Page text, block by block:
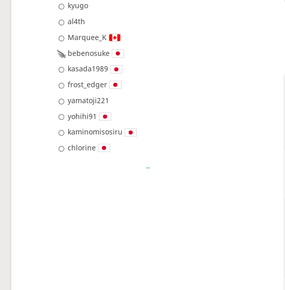
kyugo
al4th
Marquee_K
bebenosuke
kasada1989
frost_edger
yamatoji221
yohihi91
kaminomisosiru
chlorine
…